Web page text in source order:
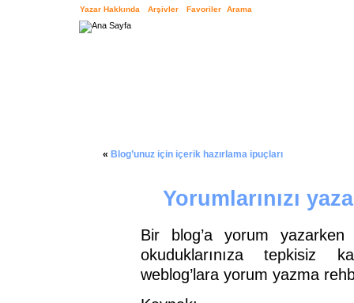
Yazar Hakkında Arşivler Favoriler Arama
« Blog’unuz için içerik hazırlama ipuçları
Yorumlarınızı
Bir blog’a yorum
okuduklarınıza tepkisiz
weblog’lara yorum yazma